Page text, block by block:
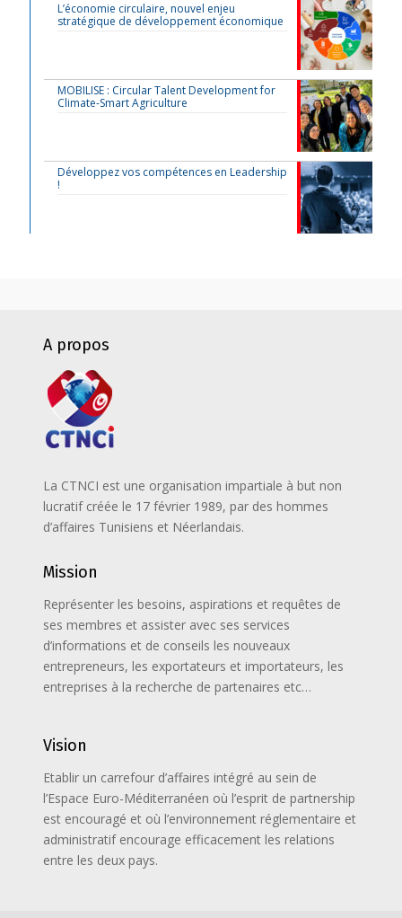
L’économie circulaire, nouvel enjeu
stratégique de développement économique
MOBILISE : Circular Talent Development for
Climate-Smart Agriculture
Développez vos compétences en Leadership
!
A propos
La CTNCI est une organisation impartiale à but non
lucratif créée le 17 février 1989, par des hommes
d’affaires Tunisiens et Néerlandais.
Mission
Représenter les besoins, aspirations et requêtes de
ses membres et assister avec ses services
d’informations et de conseils les nouveaux
entrepreneurs, les exportateurs et importateurs, les
entreprises à la recherche de partenaires etc…
Vision
Etablir un carrefour d’affaires intégré au sein de
l’Espace Euro-Méditerranéen où l’esprit de partnership
est encouragé et où l’environnement réglementaire et
administratif encourage efficacement les relations
entre les deux pays.